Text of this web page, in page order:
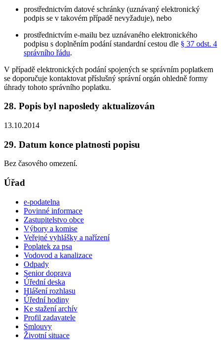
prostřednictvím datové schránky (uznávaný elektronický
podpis se v takovém případě nevyžaduje), nebo
prostřednictvím e-mailu bez uznávaného elektronického
podpisu s doplněním podání standardní cestou dle § 37 odst. 4
správního řádu.
V případě elektronických podání spojených se správním poplatkem
se doporučuje kontaktovat příslušný správní orgán ohledně formy
úhrady tohoto správního poplatku.
28. Popis byl naposledy aktualizován
13.10.2014
29. Datum konce platnosti popisu
Bez časového omezení.
Úřad
e-podatelna
Povinné informace
Zastupitelstvo obce
Výbory a komise
Veřejné vyhlášky a nařízení
Poplatek za psa
Vodovod a kanalizace
Odpady
Senior doprava
Úřední deska
Hlášení rozhlasu
Úřední hodiny
Ke stažení archív
Profil zadavatele
Smlouvy
Životní situace